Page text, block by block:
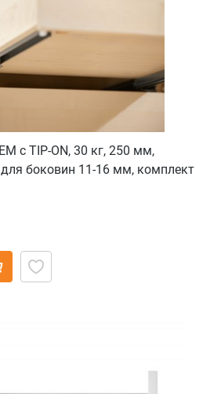
с TIP-ON, 30 кг, 250 мм,
боковин 11-16 мм, комплект